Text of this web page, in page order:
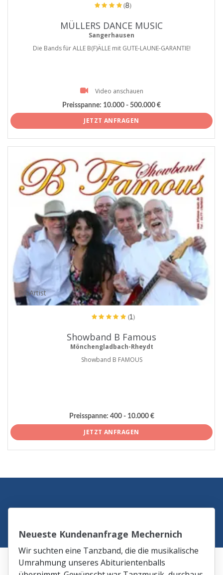
(8)
MÜLLERS DANCE MUSIC
Sangerhausen
Die Bands für ALLE B(F)ÄLLE mit GUTE-LAUNE-GARANTIE!
Video anschauen
Preisspanne: 10.000 - 500.000 €
JETZT ANFRAGEN
ProArtist
(1)
Showband B Famous
Mönchengladbach-Rheydt
Showband B FAMOUS
Preisspanne: 400 - 10.000 €
JETZT ANFRAGEN
Neueste Kundenanfrage Mechernich
Wir suchten eine Tanzband, die die musikalische
Umrahmung unseres Abiturientenballs